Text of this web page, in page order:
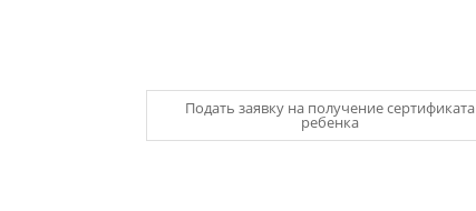
Подать заявку на получение сертификата
ребенка